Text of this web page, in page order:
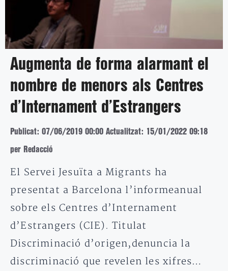
Augmenta de forma alarmant el
nombre de menors als Centres
d’Internament d’Estrangers
Publicat: 07/06/2019 00:00 Actualitzat: 15/01/2022 09:18
per Redacció
El Servei Jesuïta a Migrants ha
presentat a Barcelona l’informeanual
sobre els Centres d’Internament
d’Estrangers (CIE). Titulat
Discriminació d’origen,denuncia la
discriminació que revelen les xifres…